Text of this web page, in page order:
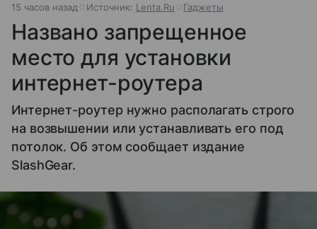
15 часов назад Источник: Lenta.Ru Гаджеты
Названо запрещенное
место для установки
интернет-роутера
Интернет-роутер нужно располагать строго
на возвышении или устанавливать его под
потолок. Об этом сообщает издание
SlashGear.